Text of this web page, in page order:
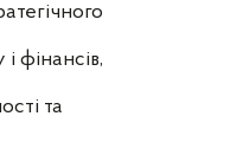
фінансів,
та